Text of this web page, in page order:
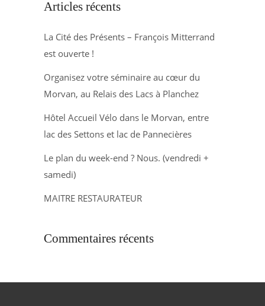
Articles récents
La Cité des Présents – François Mitterrand
est ouverte !
Organisez votre séminaire au cœur du
Morvan, au Relais des Lacs à Planchez
Hôtel Accueil Vélo dans le Morvan, entre
lac des Settons et lac de Pannecières
Le plan du week-end ? Nous. (vendredi +
samedi)
MAITRE RESTAURATEUR
Commentaires récents